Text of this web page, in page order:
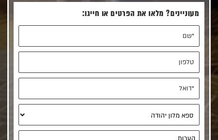
מעוניינים? מלאו את הפרטים או חייגו: